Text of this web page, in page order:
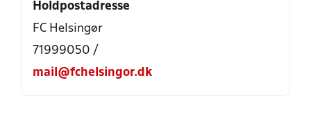
Holdpostadresse
FC Helsingør
71999050 /
mail@fchelsingor.dk